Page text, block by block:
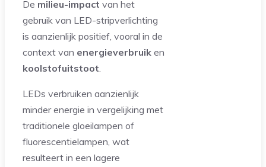
De milieu-impact van het
gebruik van LED-stripverlichting
is aanzienlijk positief, vooral in de
context van energieverbruik en
koolstofuitstoot.
LEDs verbruiken aanzienlijk
minder energie in vergelijking met
traditionele gloeilampen of
fluorescentielampen, wat
resulteert in een lagere